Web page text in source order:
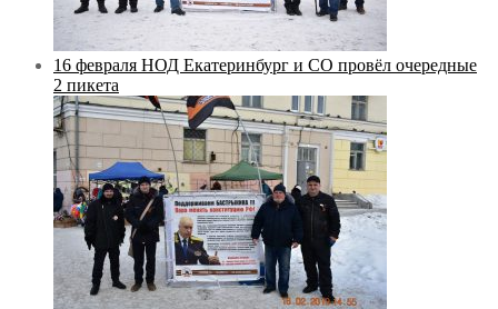
16 февраля НОД Екатеринбург и СО провёл очередные
2 пикета